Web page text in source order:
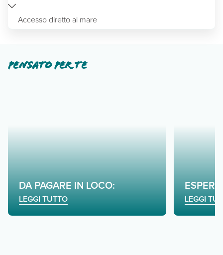
Accesso diretto al mare
Pensato per te
DA PAGARE IN LOCO:
LEGGI TUTTO LEGGI